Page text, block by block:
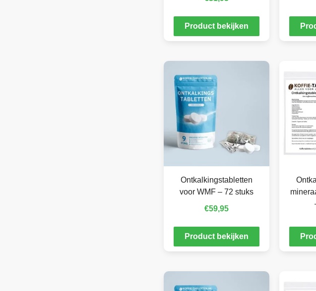
Product bekijken
Ontkalkingstabletten
voor WMF – 72 stuks
€59,95
Product bekijken